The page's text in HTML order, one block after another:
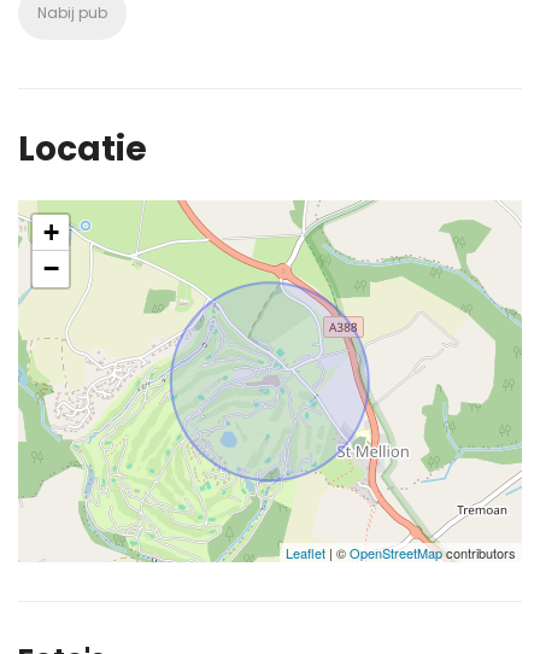
Nabij pub
Locatie
+
−
Leaflet | ©OpenStreetMapcontributors